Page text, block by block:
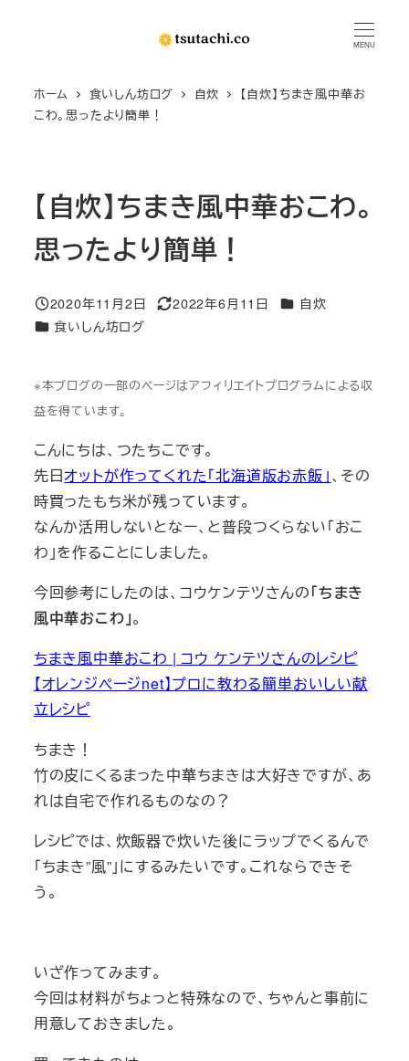
MENU
ホーム 食いしん坊ログ 自炊
【自炊】ちまき風中華お
こわ。思ったより簡単！
【自炊】ちまき風中華おこわ。
思ったより簡単！
投稿日
2020年11月2日
更新日
2022年6月11日 カテゴリー
自炊
カテゴリー
食いしん坊ログ
※本ブログの一部のページはアフィリエイトプログラムによる収
益を得ています。
こんにちは、つたちこです。
先日オットが作ってくれた「北海道版お赤飯」、その
時買ったもち米が残っています。
なんか活用しないとなー、と普段つくらない「おこ
わ」を作ることにしました。
今回参考にしたのは、コウケンテツさんの「ちまき
風中華おこわ」。
ちまき風中華おこわ | コウ ケンテツさんのレシピ
【オレンジページnet】プロに教わる簡単おいしい献
立レシピ
ちまき！
竹の皮にくるまった中華ちまきは大好きですが、あ
れは自宅で作れるものなの？
レシピでは、炊飯器で炊いた後にラップでくるんで
「ちまき”風”」にするみたいです。これならできそ
う。
いざ作ってみます。
今回は材料がちょっと特殊なので、ちゃんと事前に
用意しておきました。